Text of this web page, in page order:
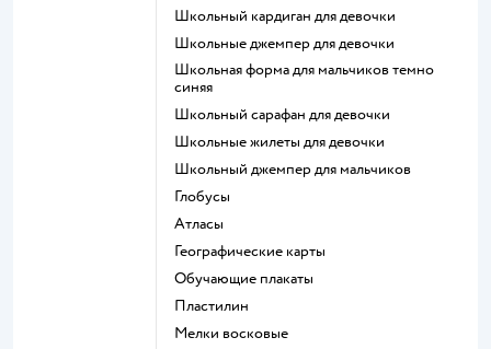
Школьный кардиган для девочки
Школьные джемпер для девочки
Школьная форма для мальчиков темно
синяя
Школьный сарафан для девочки
Школьные жилеты для девочки
Школьный джемпер для мальчиков
Глобусы
Атласы
Географические карты
Обучающие плакаты
Пластилин
Мелки восковые